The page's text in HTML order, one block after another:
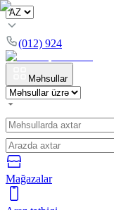
(012) 924
Məhsullar
Mağazalar